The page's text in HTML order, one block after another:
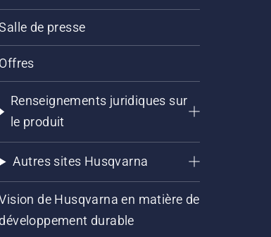
de presse
Offres
Renseignements juridiques sur
le produit
Autres sites Husqvarna
de Husqvarna en matière de
développement durable